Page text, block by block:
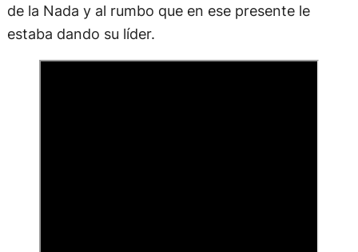
de la Nada y al rumbo que en ese presente le
estaba dando su líder.